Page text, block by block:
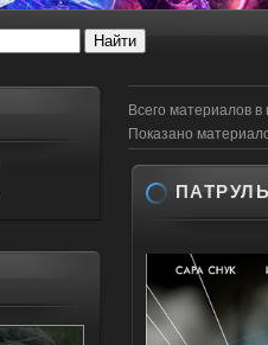
Всего материалов в
Показано